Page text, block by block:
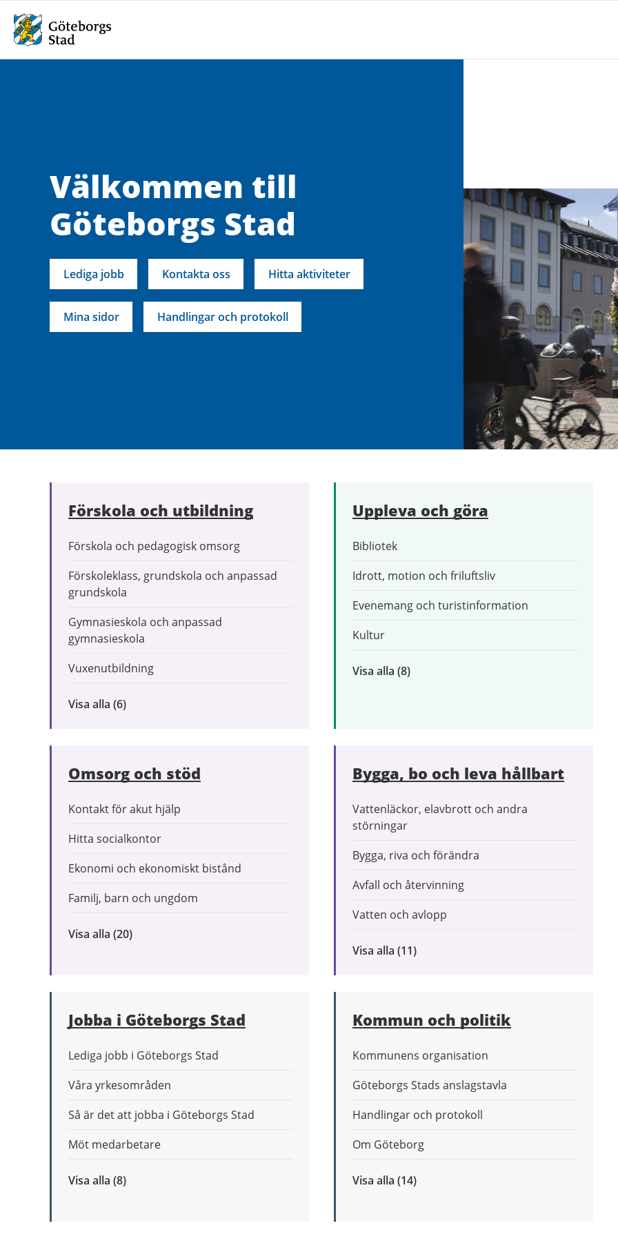
Välkommen till
Göteborgs Stad
Lediga jobb Kontakta oss Hitta aktiviteter
Mina sidor Handlingar och protokoll
Förskola och utbildning
Förskola och pedagogisk omsorg
Förskoleklass, grundskola och anpassad
grundskola
Gymnasieskola och anpassad
gymnasieskola
Vuxenutbildning
Visa alla inom
(6)
Uppleva och göra
Bibliotek
Idrott, motion och friluftsliv
Evenemang och turistinformation
Kultur
Visa alla inom
(8)
Omsorg och stöd
Kontakt för akut hjälp
Hitta socialkontor
Ekonomi och ekonomiskt bistånd
Familj, barn och ungdom
Visa alla inom
(20)
Bygga, bo och leva hållbart
Vattenläckor, elavbrott och andra
störningar
Bygga, riva och förändra
Avfall och återvinning
Vatten och avlopp
Visa alla inom
leva
hållbart
(11)
Jobba i Göteborgs Stad
Lediga jobb i Göteborgs Stad
Våra yrkesområden
Så är det att jobba i Göteborgs Stad
Möt medarbetare
Visa alla inom
(8)
Kommun och politik
Kommunens organisation
Göteborgs Stads anslagstavla
Handlingar och protokoll
Om Göteborg
Visa alla inom
(14)